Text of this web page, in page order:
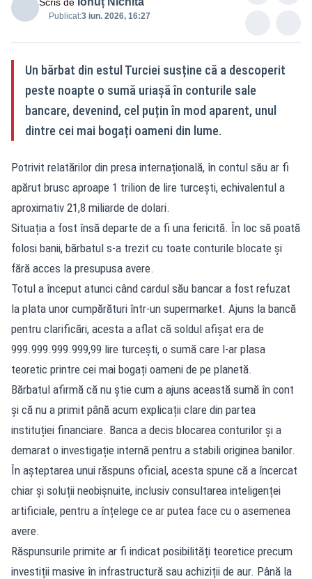
Publicat:3 iun. 2026, 16:27
Un bărbat din estul Turciei susține că a descoperit
peste noapte o sumă uriașă în conturile sale
bancare, devenind, cel puțin în mod aparent, unul
dintre cei mai bogați oameni din lume.
Potrivit relatărilor din presa internațională, în contul său ar fi
apărut brusc aproape 1 trilion de lire turcești, echivalentul a
aproximativ 21,8 miliarde de dolari.
Situația a fost însă departe de a fi una fericită. În loc să poată
folosi banii, bărbatul s-a trezit cu toate conturile blocate și
fără acces la presupusa avere.
Totul a început atunci când cardul său bancar a fost refuzat
la plata unor cumpărături într-un supermarket. Ajuns la bancă
pentru clarificări, acesta a aflat că soldul afișat era de
999.999.999.999,99 lire turcești, o sumă care l-ar plasa
teoretic printre cei mai bogați oameni de pe planetă.
Bărbatul afirmă că nu știe cum a ajuns această sumă în cont
și că nu a primit până acum explicații clare din partea
instituției financiare. Banca a decis blocarea conturilor și a
demarat o investigație internă pentru a stabili originea banilor.
În așteptarea unui răspuns oficial, acesta spune că a încercat
chiar și soluții neobișnuite, inclusiv consultarea inteligenței
artificiale, pentru a înțelege ce ar putea face cu o asemenea
avere.
Răspunsurile primite ar fi indicat posibilități teoretice precum
investiții masive în infrastructură sau achiziții de aur. Până la